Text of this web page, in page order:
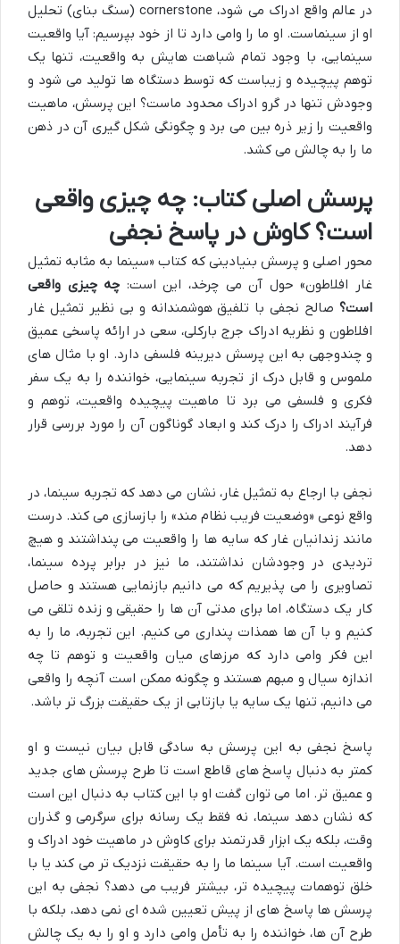
در عالم واقع ادراک می شود، cornerstone (سنگ بنای) تحلیل
او از سینماست. او ما را وامی دارد تا از خود بپرسیم: آیا واقعیت
سینمایی، با وجود تمام شباهت هایش به واقعیت، تنها یک
توهم پیچیده و زیباست که توسط دستگاه ها تولید می شود و
وجودش تنها در گرو ادراک محدود ماست؟ این پرسش، ماهیت
واقعیت را زیر ذره بین می برد و چگونگی شکل گیری آن در ذهن
ما را به چالش می کشد.
پرسش اصلی کتاب: چه چیزی واقعی
است؟ کاوش در پاسخ نجفی
محور اصلی و پرسش بنیادینی که کتاب «سینما به مثابه تمثیل
غار افلاطون» حول آن می چرخد، این است: چه چیزی واقعی
است؟ صالح نجفی با تلفیق هوشمندانه و بی نظیر تمثیل غار
افلاطون و نظریه ادراک جرج بارکلی، سعی در ارائه پاسخی عمیق
و چندوجهی به این پرسش دیرینه فلسفی دارد. او با مثال های
ملموس و قابل درک از تجربه سینمایی، خواننده را به یک سفر
فکری و فلسفی می برد تا ماهیت پیچیده واقعیت، توهم و
فرآیند ادراک را درک کند و ابعاد گوناگون آن را مورد بررسی قرار
دهد.
نجفی با ارجاع به تمثیل غار، نشان می دهد که تجربه سینما، در
واقع نوعی «وضعیت فریب نظام مند» را بازسازی می کند. درست
مانند زندانیان غار که سایه ها را واقعیت می پنداشتند و هیچ
تردیدی در وجودشان نداشتند، ما نیز در برابر پرده سینما،
تصاویری را می پذیریم که می دانیم بازنمایی هستند و حاصل
کار یک دستگاه، اما برای مدتی آن ها را حقیقی و زنده تلقی می
کنیم و با آن ها همذات پنداری می کنیم. این تجربه، ما را به
این فکر وامی دارد که مرزهای میان واقعیت و توهم تا چه
اندازه سیال و مبهم هستند و چگونه ممکن است آنچه را واقعی
می دانیم، تنها یک سایه یا بازتابی از یک حقیقت بزرگ تر باشد.
پاسخ نجفی به این پرسش به سادگی قابل بیان نیست و او
کمتر به دنبال پاسخ های قاطع است تا طرح پرسش های جدید
و عمیق تر. اما می توان گفت او با این کتاب به دنبال این است
که نشان دهد سینما، نه فقط یک رسانه برای سرگرمی و گذران
وقت، بلکه یک ابزار قدرتمند برای کاوش در ماهیت خود ادراک و
واقعیت است. آیا سینما ما را به حقیقت نزدیک تر می کند یا با
خلق توهمات پیچیده تر، بیشتر فریب می دهد؟ نجفی به این
پرسش ها پاسخ های از پیش تعیین شده ای نمی دهد، بلکه با
طرح آن ها، خواننده را به تأمل وامی دارد و او را به یک چالش